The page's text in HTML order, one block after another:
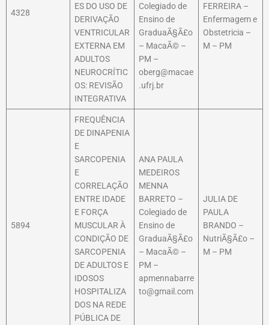
4328
ES DO USO DE
DERIVAÇÃO
VENTRICULAR
EXTERNA EM
ADULTOS
NEUROCRÍTIC
OS: REVISÃO
INTEGRATIVA
Colegiado de
Ensino de
GraduaÃ§Ã£o
– MacaÃ© –
PM –
oberg@macae
.ufrj.br
FERREIRA –
Enfermagem e
Obstetricia –
M – PM
5894
FREQUÊNCIA
DE DINAPENIA
E
SARCOPENIA
E
CORRELAÇÃO
ENTRE IDADE
E FORÇA
MUSCULAR À
CONDIÇÃO DE
SARCOPENIA
DE ADULTOS E
IDOSOS
HOSPITALIZA
DOS NA REDE
PÚBLICA DE
ANA PAULA
MEDEIROS
MENNA
BARRETO –
Colegiado de
Ensino de
GraduaÃ§Ã£o
– MacaÃ© –
PM –
apmennabarre
to@gmail.com
JULIA DE
PAULA
BRANDO –
NutriÃ§Ã£o –
M – PM